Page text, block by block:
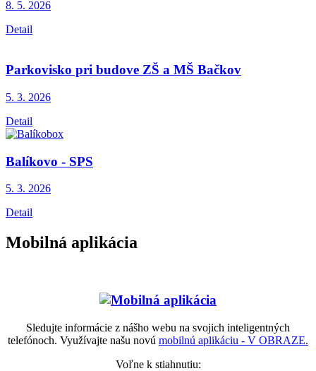
8. 5. 2026
Detail
Parkovisko pri budove ZŠ a MŠ Bačkov
5. 3. 2026
Detail
Balíkovo - SPS
5. 3. 2026
Detail
Mobilná aplikácia
Sledujte informácie z nášho webu na svojich inteligentných
telefónoch. Využívajte našu novú mobilnú aplikáciu - V OBRAZE.
Voľne k stiahnutiu: